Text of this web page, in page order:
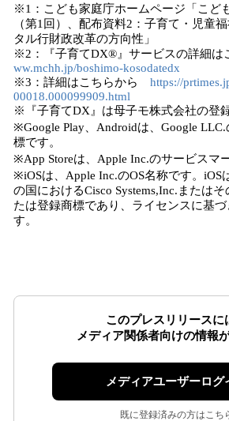
※1：こども家庭庁ホームページ「こど
（第1回）、配布資料2：子育て・児童
タル行財政改革の方向性」
※2：『子育てDX®』サービスの詳細
ww.mchh.jp/boshimo-kosodatedx
※3：詳細はこちらから https://
00018.000099909.html
※『子育てDX』は母子モ株式会社の登
※Google Play、Androidは、Google
標です。
※App Storeは、Apple Inc.のサービスマ
※iOSは、Apple Inc.のOS名称です。iOS
の国におけるCisco Systems,Inc.または
たは登録商標であり、ライセンスに基
す。
このプレスリリースに
メディア関係者向けの情報
メディアユーザーログ
既に登録済みの方はこち